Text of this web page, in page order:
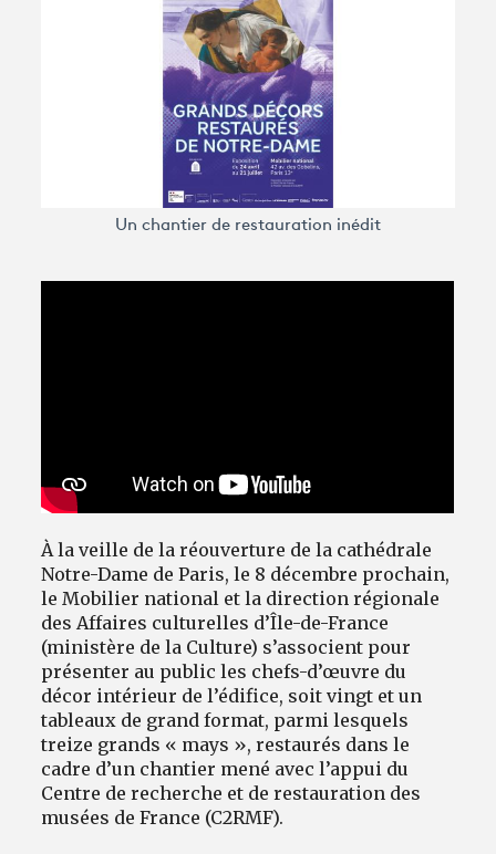
Un chantier de restauration inédit
À la veille de la réouverture de la cathédrale
Notre-Dame de Paris, le 8 décembre prochain,
le Mobilier national et la direction régionale
des Affaires culturelles d’Île-de-France
(ministère de la Culture) s’associent pour
présenter au public les chefs-d’œuvre du
décor intérieur de l’édifice, soit vingt et un
tableaux de grand format, parmi lesquels
treize grands « mays », restaurés dans le
cadre d’un chantier mené avec l’appui du
Centre de recherche et de restauration des
musées de France (C2RMF).